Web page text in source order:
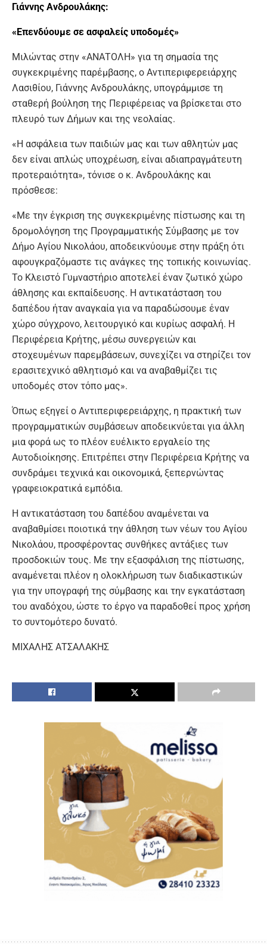
Γιάννης Ανδρουλάκης:
«Επενδύουμε σε ασφαλείς υποδομές»
Μιλώντας στην «ΑΝΑΤΟΛΗ» για τη σημασία της
συγκεκριμένης παρέμβασης, ο Αντιπεριφερειάρχης
Λασιθίου, Γιάννης Ανδρουλάκης, υπογράμμισε τη
σταθερή βούληση της Περιφέρειας να βρίσκεται στο
πλευρό των Δήμων και της νεολαίας.
«Η ασφάλεια των παιδιών μας και των αθλητών μας
δεν είναι απλώς υποχρέωση, είναι αδιαπραγμάτευτη
προτεραιότητα», τόνισε ο κ. Ανδρουλάκης και
πρόσθεσε:
«Με την έγκριση της συγκεκριμένης πίστωσης και τη
δρομολόγηση της Προγραμματικής Σύμβασης με τον
Δήμο Αγίου Νικολάου, αποδεικνύουμε στην πράξη ότι
αφουγκραζόμαστε τις ανάγκες της τοπικής κοινωνίας.
Το Κλειστό Γυμναστήριο αποτελεί έναν ζωτικό χώρο
άθλησης και εκπαίδευσης. Η αντικατάσταση του
δαπέδου ήταν αναγκαία για να παραδώσουμε έναν
χώρο σύγχρονο, λειτουργικό και κυρίως ασφαλή. Η
Περιφέρεια Κρήτης, μέσω συνεργειών και
στοχευμένων παρεμβάσεων, συνεχίζει να στηρίζει τον
ερασιτεχνικό αθλητισμό και να αναβαθμίζει τις
υποδομές στον τόπο μας».
Όπως εξηγεί ο Αντιπεριφερειάρχης, η πρακτική των
προγραμματικών συμβάσεων αποδεικνύεται για άλλη
μια φορά ως το πλέον ευέλικτο εργαλείο της
Αυτοδιοίκησης. Επιτρέπει στην Περιφέρεια Κρήτης να
συνδράμει τεχνικά και οικονομικά, ξεπερνώντας
γραφειοκρατικά εμπόδια.
Η αντικατάσταση του δαπέδου αναμένεται να
αναβαθμίσει ποιοτικά την άθληση των νέων του Αγίου
Νικολάου, προσφέροντας συνθήκες αντάξιες των
προσδοκιών τους. Με την εξασφάλιση της πίστωσης,
αναμένεται πλέον η ολοκλήρωση των διαδικαστικών
για την υπογραφή της σύμβασης και την εγκατάσταση
του αναδόχου, ώστε το έργο να παραδοθεί προς χρήση
το συντομότερο δυνατό.
ΜΙΧΑΛΗΣ ΑΤΣΑΛΑΚΗΣ